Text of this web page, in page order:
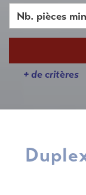
+ de critères